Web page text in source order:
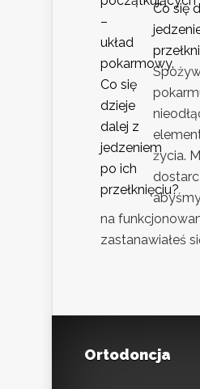
Co się
życia.
na
zastanawiałeś
Ortodoncja